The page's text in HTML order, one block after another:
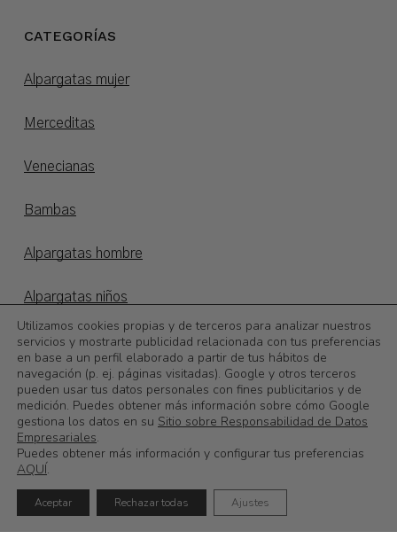
Subtotal: 0,00€
CATEGORÍAS
Alpargatas mujer
Merceditas
Venecianas
Bambas
Alpargatas hombre
Alpargatas niños
Otoño/invierno
©2026Calzadoslobo
Utilizamos cookies propias y de terceros para analizar nuestros
servicios y mostrarte publicidad relacionada con tus preferencias
en base a un perfil elaborado a partir de tus hábitos de
navegación (p. ej. páginas visitadas). Google y otros terceros
pueden usar tus datos personales con fines publicitarios y de
medición. Puedes obtener más información sobre cómo Google
gestiona los datos en su Sitio sobre Responsabilidad de Datos
Empresariales.
Puedes obtener más información y configurar tus preferencias
AQUÍ.
Aceptar Rechazar todas Ajustes